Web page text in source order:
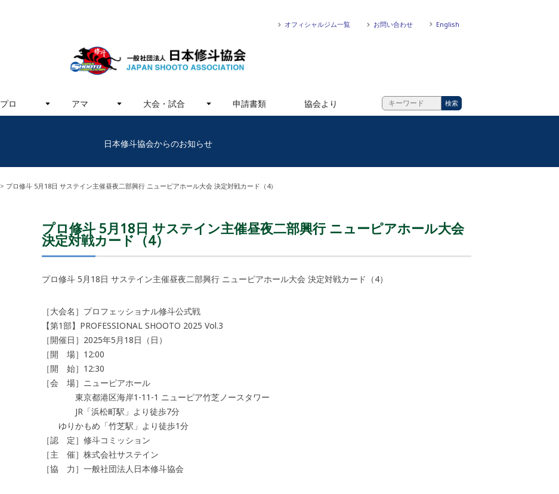
オフィシャルジム一覧 お問い合わせ English
プロ アマ 大会・試合 申請書類 協会より
日本修斗協会からのお知らせ
プロ修斗 5月18日 サステイン主催昼夜二部興行 ニューピアホール大会 決定対戦カード（4）
プロ修斗 5月18日 サステイン主催昼夜二部興行 ニューピアホール大会
決定対戦カード（4）
プロ修斗 5月18日 サステイン主催昼夜二部興行 ニューピアホール大会 決定対戦カード（4）
［大会名］プロフェッショナル修斗公式戦
【第1部】PROFESSIONAL SHOOTO 2025 Vol.3
［開催日］2025年5月18日（日）
［開 場］12:00
［開 始］12:30
［会 場］ニューピアホール
東京都港区海岸1-11-1 ニューピア竹芝ノースタワー
JR「浜松町駅」より徒歩7分
ゆりかもめ「竹芝駅」より徒歩1分
［認 定］修斗コミッション
［主 催］株式会社サステイン
［協 力］一般社団法人日本修斗協会